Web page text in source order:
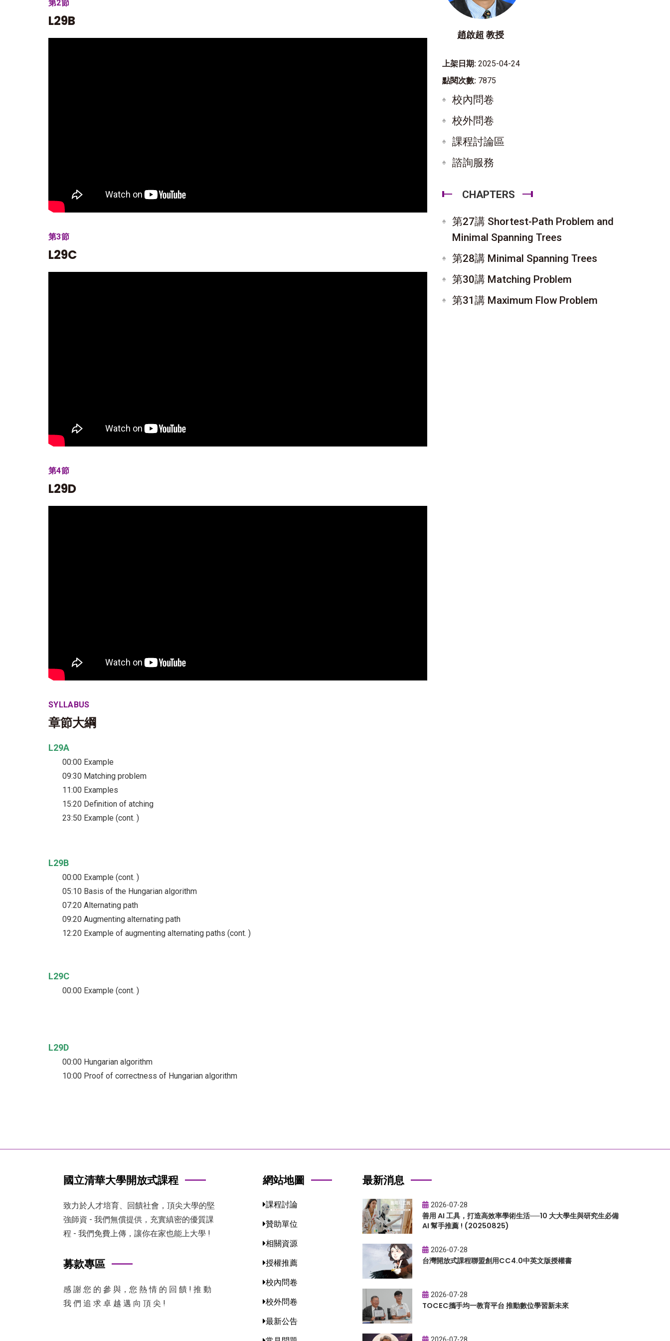
第2節
L29B
第3節
L29C
第4節
L29D
SYLLABUS
章節大綱
L29A
00:00 Example
09:30 Matching problem
11:00 Examples
15:20 Definition of atching
23:50 Example (cont. )
L29B
00:00 Example (cont. )
05:10 Basis of the Hungarian algorithm
07:20 Alternating path
09:20 Augmenting alternating path
12:20 Example of augmenting alternating paths (cont. )
L29C
00:00 Example (cont. )
L29D
00:00 Hungarian algorithm
10:00 Proof of correctness of Hungarian algorithm
趙啟超 教授
上架日期: 2025-04-24
點閱次數: 7875
校內問卷
校外問卷
課程討論區
諮詢服務
CHAPTERS
第27講 Shortest-Path Problem and
Minimal Spanning Trees
第28講 Minimal Spanning Trees
第30講 Matching Problem
第31講 Maximum Flow Problem
國立清華大學開放式課程
致力於人才培育、回饋社會，頂尖大學的堅
強師資 - 我們無償提供，充實縝密的優質課
程 - 我們免費上傳，讓你在家也能上大學 !
募款專區
感 謝 您 的 參 與，您 熱 情 的 回 饋 ! 推 動
我 們 追 求 卓 越 邁 向 頂 尖 !
網站地圖
課程討論
贊助單位
相關資源
授權推薦
校內問卷
校外問卷
最新公告
最新消息
2026-07-28
善用 AI 工具，打造高效率學術生活──10 大大學生與研究生必備
AI 幫手推薦 ! (20250825)
2026-07-28
台灣開放式課程聯盟創用CC4.0中英文版授權書
2026-07-28
TOCEC攜手均一教育平台 推動數位學習新未來